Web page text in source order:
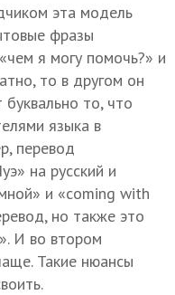
эта модель
фразы
я могу помочь?» и
то в другом он
буквально то, что
языка в
перевод
на русский и
и «coming with
но также это
И во втором
Такие нюансы